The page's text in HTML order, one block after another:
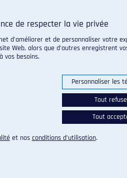
de respecter la vie privée
d’améliorer et de personnaliser votre
Web, alors que d’autres enregistrent
vos besoins.
Personnaliser les
Tout
Tout
et nos conditions d’utilisation.